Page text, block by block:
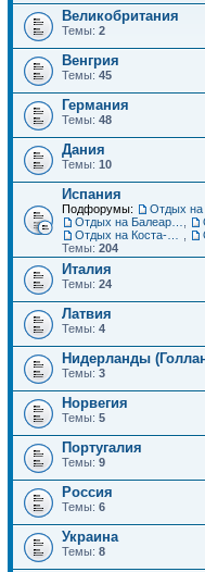
Великобритания
Темы: 2
Венгрия
Темы: 45
Германия
Темы: 48
Дания
Темы: 10
Испания
Подфорумы:
Темы: 204
Италия
Темы: 24
Латвия
Темы: 4
Нидерланды
Темы: 3
Норвегия
Темы: 5
Португалия
Темы: 9
Россия
Темы: 6
Украина
Темы: 8